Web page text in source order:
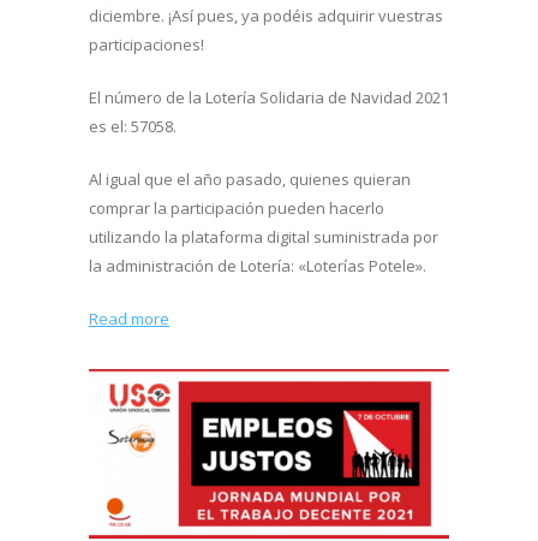
diciembre. ¡Así pues, ya podéis adquirir vuestras
participaciones!
El número de la Lotería Solidaria de Navidad 2021
es el: 57058.
Al igual que el año pasado, quienes quieran
comprar la participación pueden hacerlo
utilizando la plataforma digital suministrada por
la administración de Lotería: «Loterías Potele».
Read more